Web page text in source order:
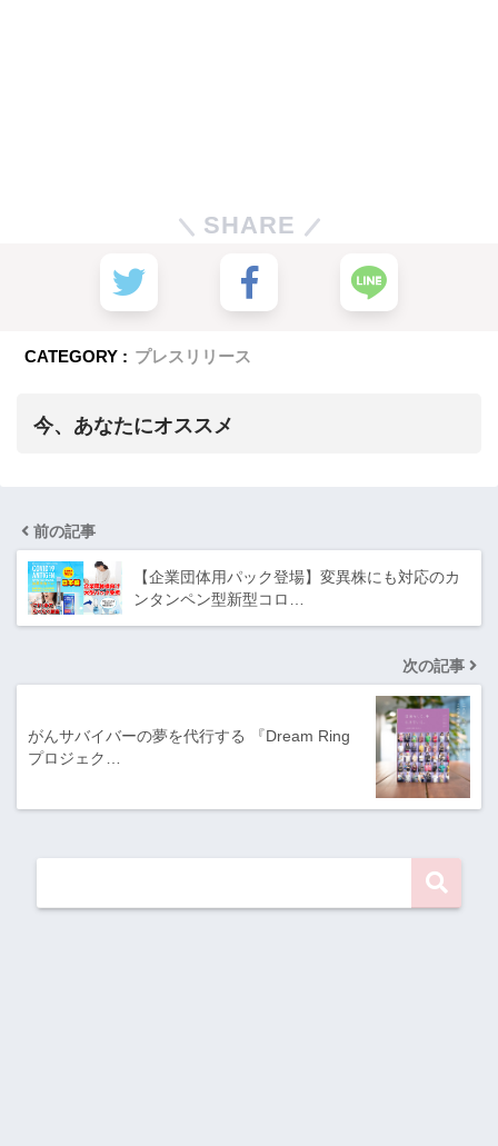
SHARE
CATEGORY : プレスリリース
今、あなたにオススメ
前の記事
【企業団体用パック登場】変異株にも対応のカ
ンタンペン型新型コロ…
次の記事
がんサバイバーの夢を代行する 『Dream Ring
プロジェク…